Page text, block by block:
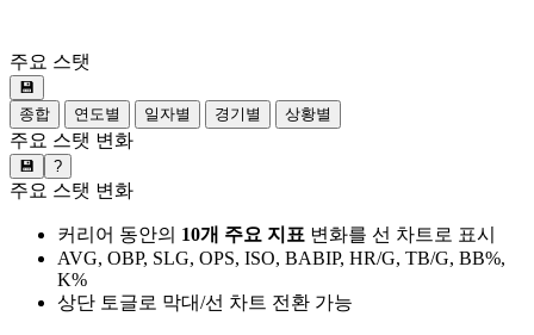
주요 스탯
💾
종합
연도별 일자별 경기별 상황별
주요 스탯 변화
💾 ?
주요 스탯 변화
커리어 동안의 10개 주요 지표 변화를 선 차트로 표시
AVG, OBP, SLG, OPS, ISO, BABIP, HR/G, TB/G, BB%,
K%
상단 토글로 막대/선 차트 전환 가능